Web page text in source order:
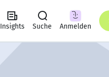
Insights Suche Anmelden